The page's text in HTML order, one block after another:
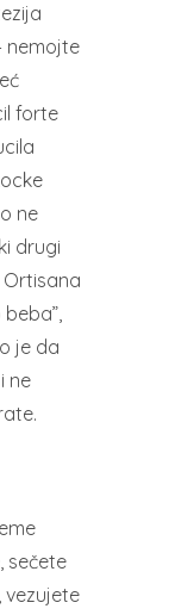
nemojte
forte
ne
drugi
je da
ne
sečete
vezujete